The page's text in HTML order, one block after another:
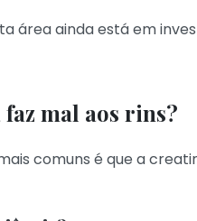
área ainda está em
mal aos rins?
comuns é que a